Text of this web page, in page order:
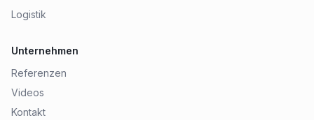
Logistik
Unternehmen
Referenzen
Videos
Kontakt